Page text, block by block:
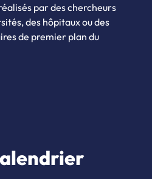
par des chercheurs
des hôpitaux ou des
de premier plan du